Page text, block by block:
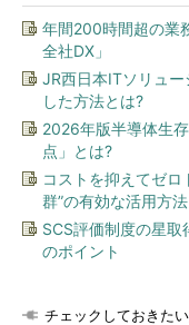
ドライブとF:ドライブにそ
た。
（1）マウントされたVHD
は、D:ドライブとF:ドライブ
されている。VHDファイル
イブのアイコンが青色になる
年間200時間超の業
全社DX」
JR西日本ITソリュ
した方法とは?
2026年版半導体生
点」とは?
コストを抑えてゼ
群”の有効な活用方法
SCS評価制度の星取
のポイント
チェックしておきた